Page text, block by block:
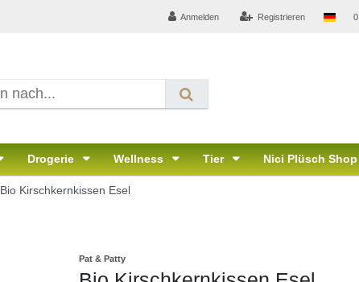
Anmelden Registrieren 0
Drogerie Wellness Tier Nici Plüsch Shop
Bio Kirschkernkissen Esel
Pat & Patty